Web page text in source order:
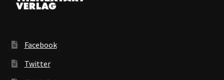
Facebook
Twitter